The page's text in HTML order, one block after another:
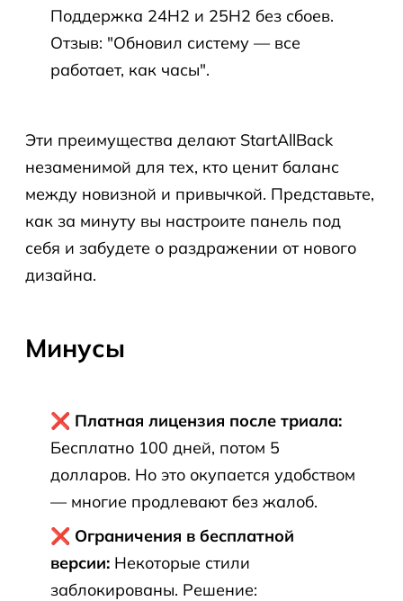
Поддержка 24H2 и 25H2 без сбоев.
Отзыв: "Обновил систему — все
работает, как часы".
Эти преимущества делают StartAllBack
незаменимой для тех, кто ценит баланс
между новизной и привычкой. Представьте,
как за минуту вы настроите панель под
себя и забудете о раздражении от нового
дизайна.
Минусы
❌ Платная лицензия после триала:
Бесплатно 100 дней, потом 5
долларов. Но это окупается удобством
— многие продлевают без жалоб.
❌ Ограничения в бесплатной
версии: Некоторые стили
заблокированы. Решение: